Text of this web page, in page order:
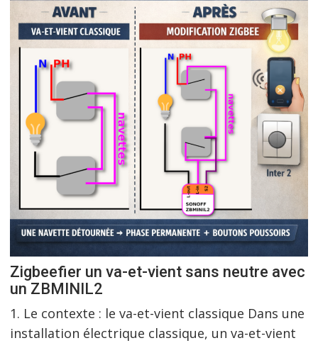
Zigbeefier un va-et-vient sans neutre avec
un ZBMINIL2
1. Le contexte : le va-et-vient classique Dans une
installation électrique classique, un va-et-vient